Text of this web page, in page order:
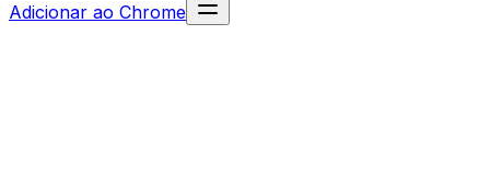
Adicionar ao Chrome